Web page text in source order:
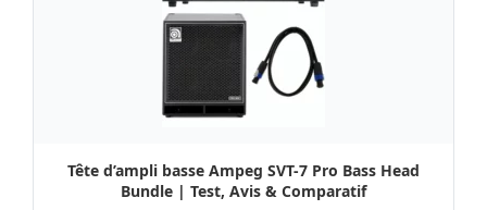
Tête d’ampli basse Ampeg SVT-7 Pro Bass Head
Bundle | Test, Avis & Comparatif